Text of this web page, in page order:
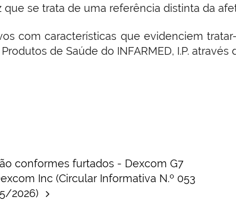
que se trata de uma referência distinta da
com características que evidenciem
de Saúde do INFARMED, I.P. através
conformes furtados - Dexcom G7
Inc (Circular Informativa N.º 053
2026)